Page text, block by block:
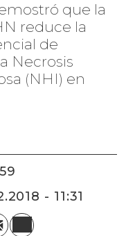
que la
reduce la
de
Necrosis
(NHI) en
- 11:31